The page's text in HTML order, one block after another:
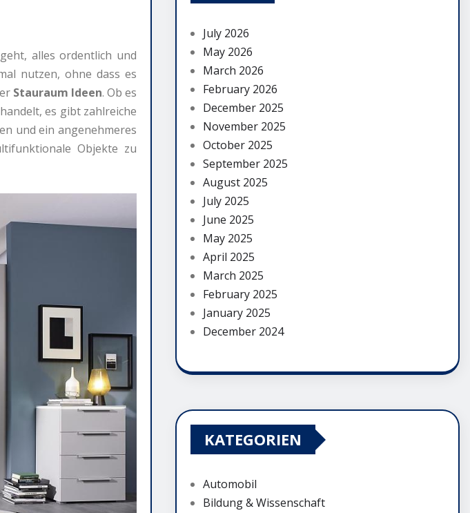
alles ordentlich und
nutzen, ohne dass es
Stauraum Ideen. Ob es
es gibt zahlreiche
und ein angenehmeres
Objekte zu
July 2026
May 2026
March 2026
February 2026
December 2025
November 2025
October 2025
September 2025
August 2025
July 2025
June 2025
May 2025
April 2025
March 2025
February 2025
January 2025
December 2024
KATEGORIEN
Automobil
Bildung & Wissenschaft